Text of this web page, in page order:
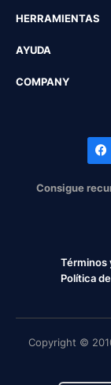
HERRAMIENTAS
AYUDA
COMPANY
Consigue
Términos
Política
Copyright ©